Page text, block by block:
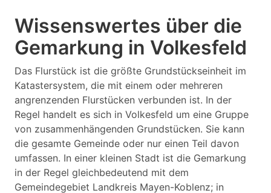
Wissenswertes über die
Gemarkung in Volkesfeld
Das Flurstück ist die größte Grundstückseinheit im
Katastersystem, die mit einem oder mehreren
angrenzenden Flurstücken verbunden ist. In der
Regel handelt es sich in Volkesfeld um eine Gruppe
von zusammenhängenden Grundstücken. Sie kann
die gesamte Gemeinde oder nur einen Teil davon
umfassen. In einer kleinen Stadt ist die Gemarkung
in der Regel gleichbedeutend mit dem
Gemeindegebiet Landkreis Mayen-Koblenz; in